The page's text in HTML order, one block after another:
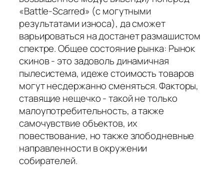
«Battle-Scarred» (с могутными
результатами износа), да сможет
варьироваться на достанет размашистом
спектре. Общее состояние рынка: Рынок
скинов - это задоволь динамичная
пылесистема, идеже стоимость товаров
могут несдержанно сменяться. Факторы,
ставящие нещечко - такой не только
малоупотребительность, а также
самочувствие объектов, их
повествование, но также злободневные
направленности в окружении
собирателей.